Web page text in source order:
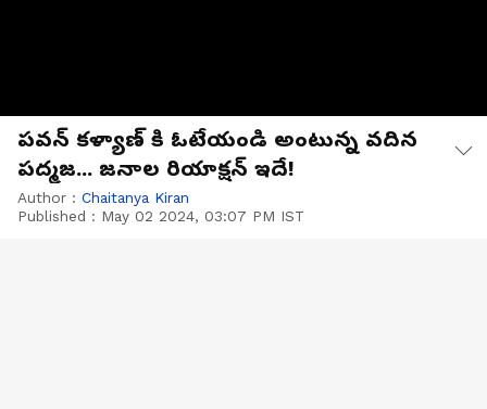
పవన్ కళ్యాణ్ కి ఓటేయండి అంటున్న వదిన
పద్మజ... జనాల రియాక్షన్ ఇదే!
Author : Chaitanya Kiran
Published : May 02 2024, 03:07 PM IST